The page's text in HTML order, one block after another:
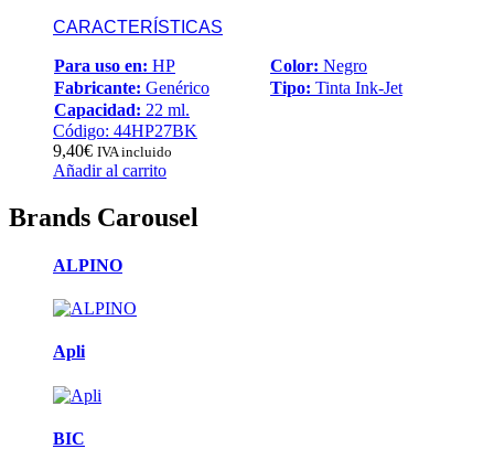
CARACTERÍSTICAS
Para uso en: HP Color: Negro
Fabricante: Genérico Tipo: Tinta Ink-Jet
Capacidad: 22 ml.
Código: 44HP27BK
9,40€ IVA incluido
Añadir al carrito
Brands Carousel
ALPINO
Apli
BIC